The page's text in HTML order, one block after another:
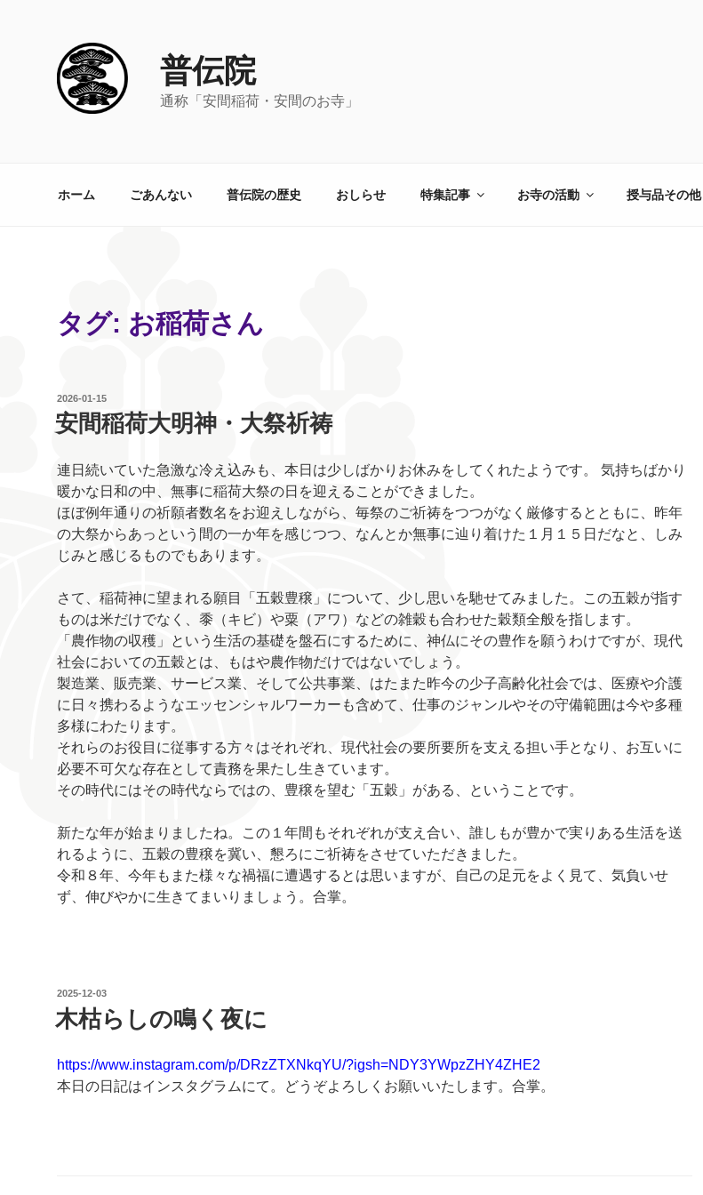
普伝院
通称「安間稲荷・安間のお寺」
ホーム ごあんない 普伝院の歴史 おしらせ 特集記事 お寺の活動 授与品その他
タグ: お稲荷さん
投
稿
日:
2026-01-15
安間稲荷大明神・大祭祈祷
連日続いていた急激な冷え込みも、本日は少しばかりお休みをしてくれたようです。 気持ちばかり
暖かな日和の中、無事に稲荷大祭の日を迎えることができました。
ほぼ例年通りの祈願者数名をお迎えしながら、毎祭のご祈祷をつつがなく厳修するとともに、昨年
の大祭からあっという間の一か年を感じつつ、なんとか無事に辿り着けた１月１５日だなと、しみ
じみと感じるものでもあります。
さて、稲荷神に望まれる願目「五穀豊穣」について、少し思いを馳せてみました。この五穀が指す
ものは米だけでなく、黍（キビ）や粟（アワ）などの雑穀も合わせた穀類全般を指します。
「農作物の収穫」という生活の基礎を盤石にするために、神仏にその豊作を願うわけですが、現代
社会においての五穀とは、もはや農作物だけではないでしょう。
製造業、販売業、サービス業、そして公共事業、はたまた昨今の少子高齢化社会では、医療や介護
に日々携わるようなエッセンシャルワーカーも含めて、仕事のジャンルやその守備範囲は今や多種
多様にわたります。
それらのお役目に従事する方々はそれぞれ、現代社会の要所要所を支える担い手となり、お互いに
必要不可欠な存在として責務を果たし生きています。
その時代にはその時代ならではの、豊穣を望む「五穀」がある、ということです。
新たな年が始まりましたね。この１年間もそれぞれが支え合い、誰しもが豊かで実りある生活を送
れるように、五穀の豊穣を冀い、懇ろにご祈祷をさせていただきました。
令和８年、今年もまた様々な禍福に遭遇するとは思いますが、自己の足元をよく見て、気負いせ
ず、伸びやかに生きてまいりましょう。合掌。
投
日:
2025-12-03
木枯らしの鳴く夜に
https://www.instagram.com/p/DRzZTXNkqYU/?igsh=NDY3YWpzZHY4ZHE2
本日の日記はインスタグラムにて。どうぞよろしくお願いいたします。合掌。